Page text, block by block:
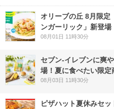
オリーブの丘 8月限定
ンガーリック」新登
08月01日 11時30分
セブン‐イレブンに爽
場！夏に食べたい限定
08月03日 11時30分
ピザハット夏休みセ